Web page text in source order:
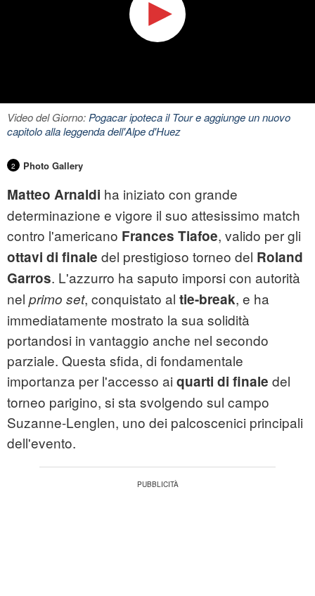
Video del Giorno:Pogacar ipoteca il Tour e aggiunge un nuovo
capitolo alla leggenda dell'Alpe d'Huez
2 Photo Gallery
Matteo Arnaldi ha iniziato con grande
determinazione e vigore il suo attesissimo match
contro l'americano Frances Tiafoe, valido per gli
ottavi di finale del prestigioso torneo del Roland
Garros. L'azzurro ha saputo imporsi con autorità
nel primo set, conquistato al tie-break, e ha
immediatamente mostrato la sua solidità
portandosi in vantaggio anche nel secondo
parziale. Questa sfida, di fondamentale
importanza per l'accesso ai quarti di finale del
torneo parigino, si sta svolgendo sul campo
Suzanne-Lenglen, uno dei palcoscenici principali
dell'evento.